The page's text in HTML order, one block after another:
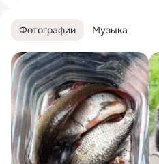
Фотографии Музыка